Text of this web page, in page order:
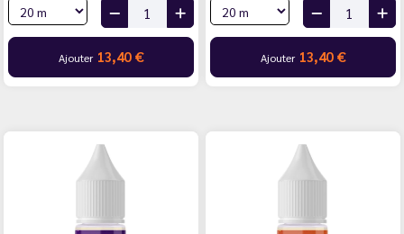
Ajouter 13,40 € Ajouter 13,40 €